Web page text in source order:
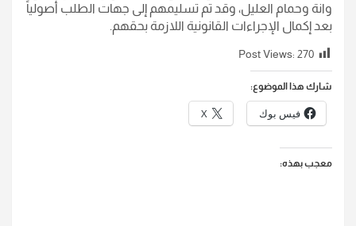
وانة وحمام العليل، وقد تم تسليمهم إلى جهات الطلب أصولياً
بعد إكمال الإجراءات القانونية اللازمة بحقهم.
Post Views: 270
شارك هذا الموضوع:
فيس بوك X
معجب بهذه: